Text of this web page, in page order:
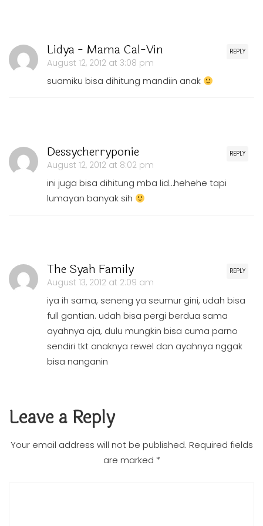
REPLY
Lidya - Mama Cal-Vin
August 12, 2012 at 3:08 pm
suamiku bisa dihitung mandiin anak
REPLY
Dessycherryponie
August 12, 2012 at 8:02 pm
ini juga bisa dihitung mba lid…hehehe tapi
lumayan banyak sih
REPLY
The Syah Family
August 13, 2012 at 2:09 am
iya ih sama, seneng ya seumur gini, udah bisa
full gantian. udah bisa pergi berdua sama
ayahnya aja, dulu mungkin bisa cuma parno
sendiri tkt anaknya rewel dan ayahnya nggak
bisa nanganin
Leave a Reply
Your email address will not be published. Required fields
are marked *